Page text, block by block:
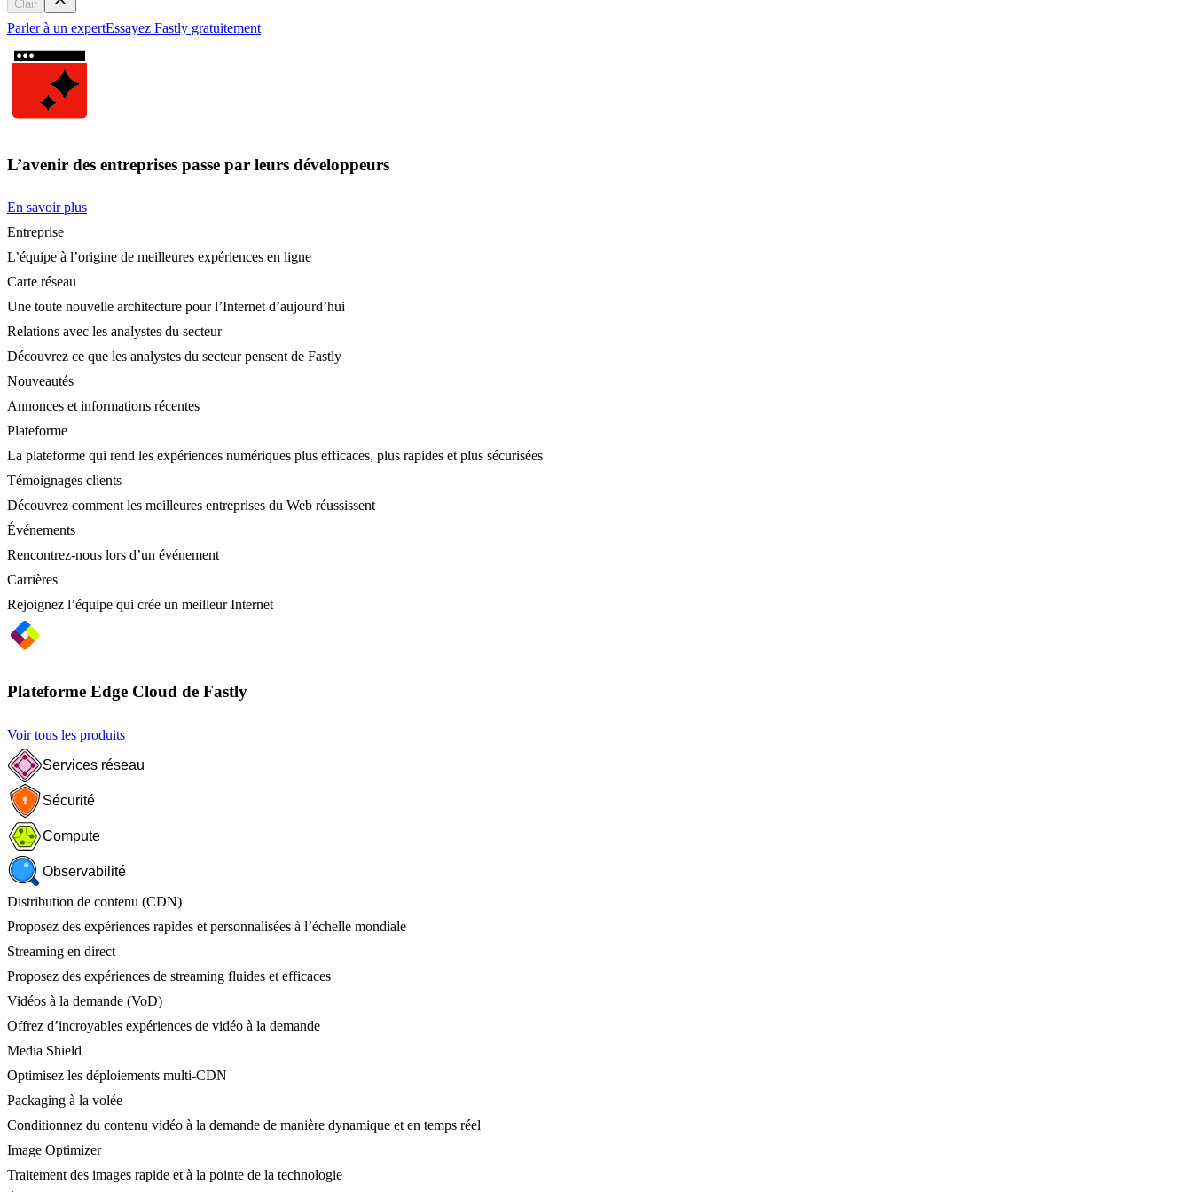
Clair
Parler à un expertEssayez Fastly gratuitement
L’avenir des entreprises passe par leurs développeurs
En savoir plus
Entreprise
L’équipe à l’origine de meilleures expériences en ligne
Carte réseau
Une toute nouvelle architecture pour l’Internet d’aujourd’hui
Relations avec les analystes du secteur
Découvrez ce que les analystes du secteur pensent de Fastly
Nouveautés
Annonces et informations récentes
Plateforme
La plateforme qui rend les expériences numériques plus efficaces, plus rapides et plus sécurisées
Témoignages clients
Découvrez comment les meilleures entreprises du Web réussissent
Événements
Rencontrez-nous lors d’un événement
Carrières
Rejoignez l’équipe qui crée un meilleur Internet
Plateforme Edge Cloud de Fastly
Voir tous les produits
Services réseau
Sécurité
Compute
Observabilité
Distribution de contenu (CDN)
Proposez des expériences rapides et personnalisées à l’échelle mondiale
Streaming en direct
Proposez des expériences de streaming fluides et efficaces
Vidéos à la demande (VoD)
Offrez d’incroyables expériences de vidéo à la demande
Media Shield
Optimisez les déploiements multi-CDN
Packaging à la volée
Conditionnez du contenu vidéo à la demande de manière dynamique et en temps réel
Image Optimizer
Traitement des images rapide et à la pointe de la technologie